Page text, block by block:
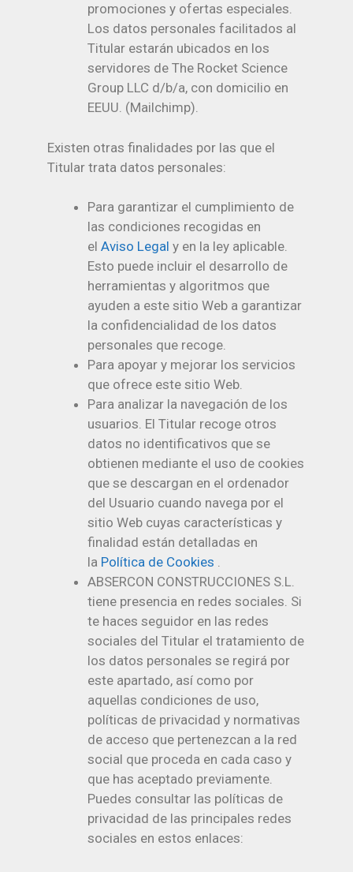
promociones y ofertas especiales.
Los datos personales facilitados al
Titular estarán ubicados en los
servidores de The Rocket Science
Group LLC d/b/a, con domicilio en
EEUU. (Mailchimp).
Existen otras finalidades por las que el
Titular trata datos personales:
Para garantizar el cumplimiento de
las condiciones recogidas en
el Aviso Legal y en la ley aplicable.
Esto puede incluir el desarrollo de
herramientas y algoritmos que
ayuden a este sitio Web a garantizar
la confidencialidad de los datos
personales que recoge.
Para apoyar y mejorar los servicios
que ofrece este sitio Web.
Para analizar la navegación de los
usuarios. El Titular recoge otros
datos no identificativos que se
obtienen mediante el uso de cookies
que se descargan en el ordenador
del Usuario cuando navega por el
sitio Web cuyas características y
finalidad están detalladas en
la Política de Cookies .
ABSERCON CONSTRUCCIONES S.L.
tiene presencia en redes sociales. Si
te haces seguidor en las redes
sociales del Titular el tratamiento de
los datos personales se regirá por
este apartado, así como por
aquellas condiciones de uso,
políticas de privacidad y normativas
de acceso que pertenezcan a la red
social que proceda en cada caso y
que has aceptado previamente.
Puedes consultar las políticas de
privacidad de las principales redes
sociales en estos enlaces: